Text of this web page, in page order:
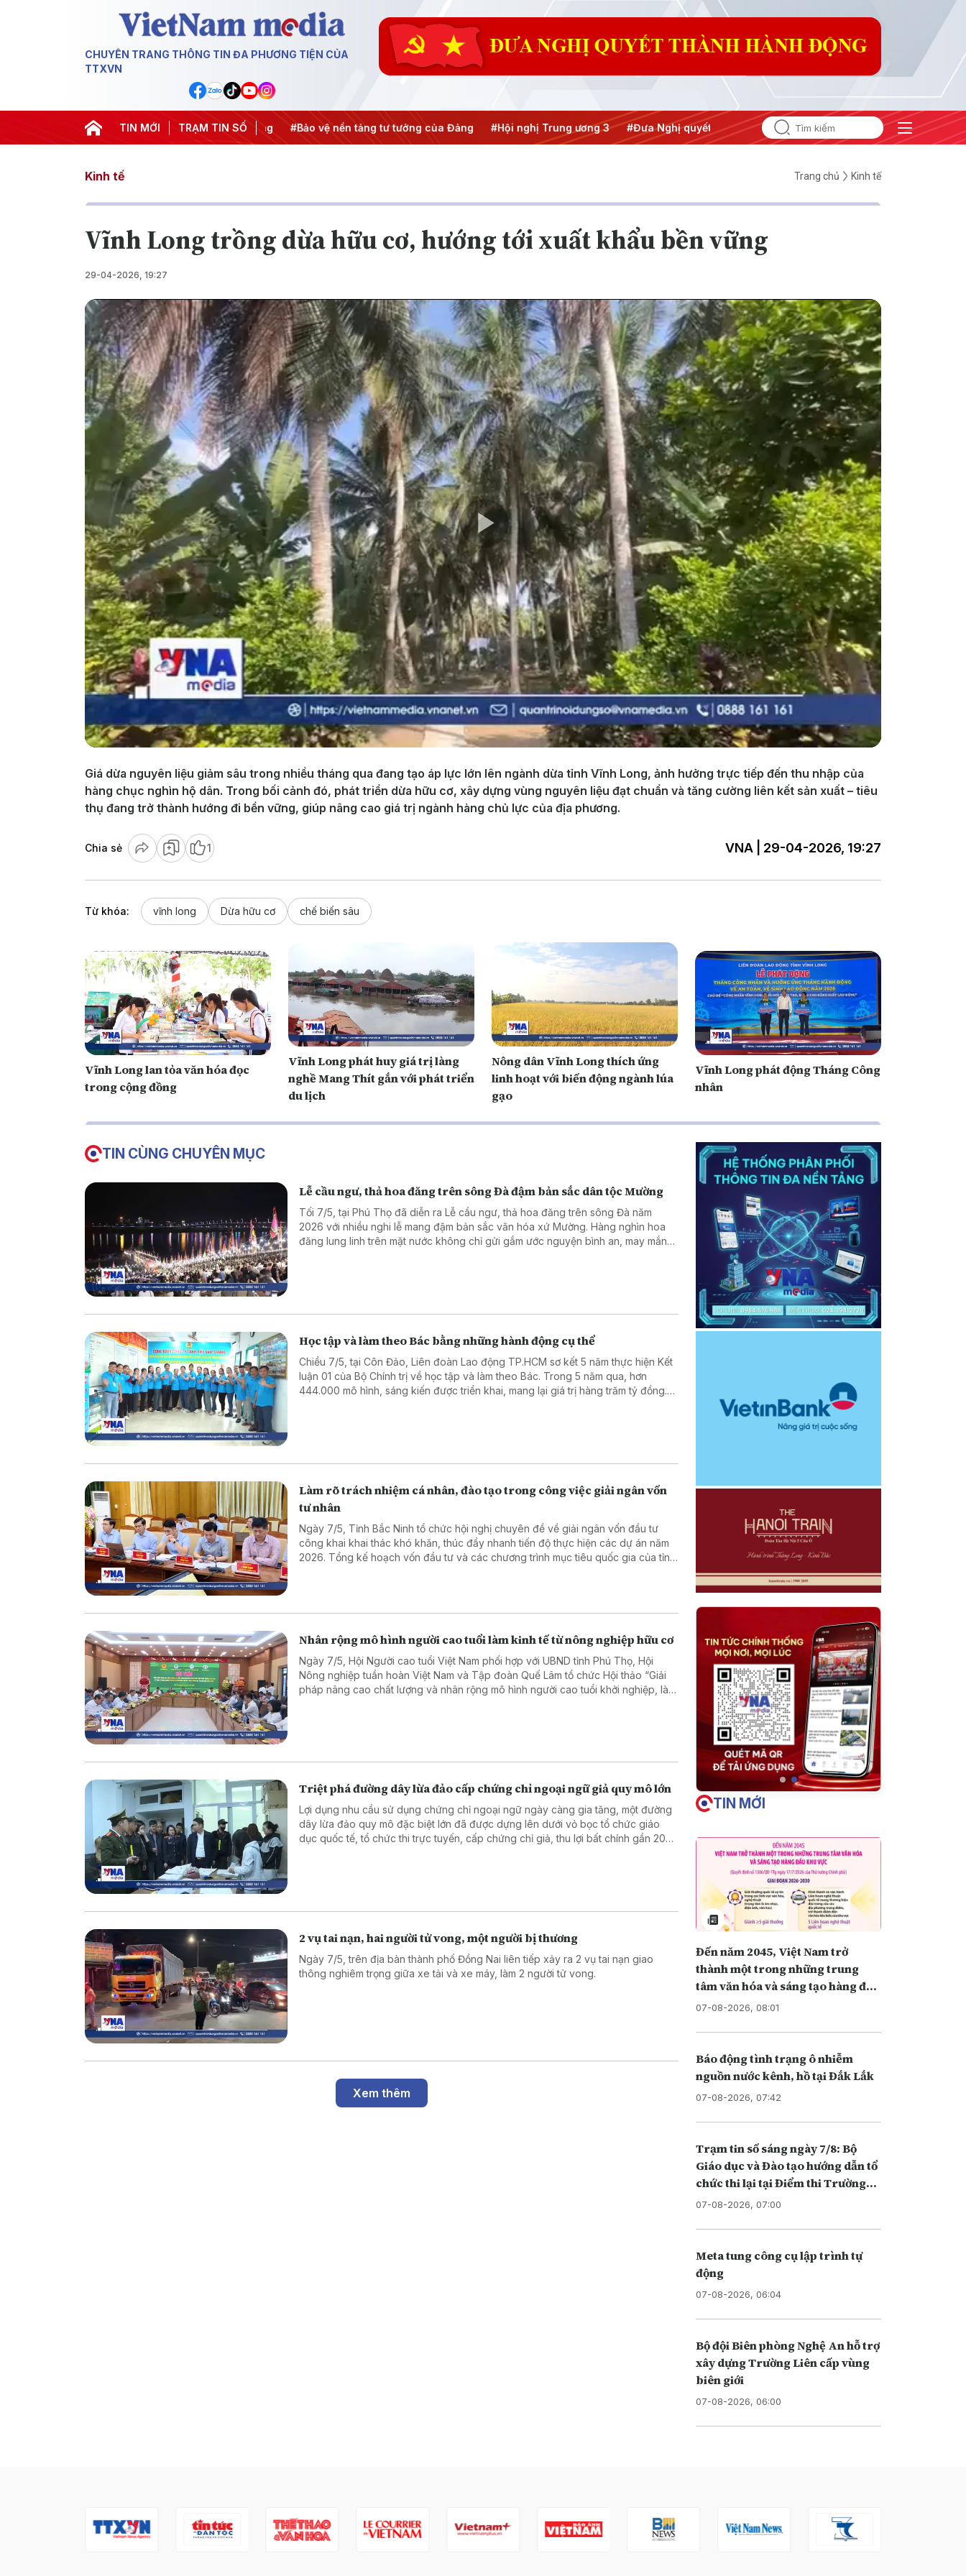
CHUYÊN TRANG THÔNG TIN ĐA PHƯƠNG TIỆN CỦA
TTXVN
TIN MỚI TRẠM TIN SỐ
#Căng thẳng Trung Đông #An ninh năng lượng #Bảo vệ nền tảng tư tưởng của Đảng #Hội nghị Trung ương 3 #Đưa Nghị quyết thành hành động
Kinh tế Trang chủ Kinh tế
Vĩnh Long trồng dừa hữu cơ, hướng tới xuất khẩu bền vững
29-04-2026, 19:27
Play
Video
Giá dừa nguyên liệu giảm sâu trong nhiều tháng qua đang tạo áp lực lớn lên ngành dừa tỉnh Vĩnh Long, ảnh hưởng trực tiếp đến thu nhập của
hàng chục nghìn hộ dân. Trong bối cảnh đó, phát triển dừa hữu cơ, xây dựng vùng nguyên liệu đạt chuẩn và tăng cường liên kết sản xuất – tiêu
thụ đang trở thành hướng đi bền vững, giúp nâng cao giá trị ngành hàng chủ lực của địa phương.
Chia sẻ 1 VNA | 29-04-2026, 19:27
Từ khóa: vĩnh long Dừa hữu cơ chế biến sâu
Vĩnh Long lan tỏa văn hóa đọc
trong cộng đồng
Vĩnh Long phát huy giá trị làng
nghề Mang Thít gắn với phát triển
du lịch
Nông dân Vĩnh Long thích ứng
linh hoạt với biến động ngành lúa
gạo
Vĩnh Long phát động Tháng Công
nhân
TIN CÙNG CHUYÊN MỤC
Lễ cầu ngư, thả hoa đăng trên sông Đà đậm bản sắc dân tộc Mường
Tối 7/5, tại Phú Thọ đã diễn ra Lễ cầu ngư, thả hoa đăng trên sông Đà năm
2026 với nhiều nghi lễ mang đậm bản sắc văn hóa xứ Mường. Hàng nghìn hoa
đăng lung linh trên mặt nước không chỉ gửi gắm ước nguyện bình an, may mắn
Học tập và làm theo Bác bằng những hành động cụ thể
Chiều 7/5, tại Côn Đảo, Liên đoàn Lao động TP.HCM sơ kết 5 năm thực hiện Kết
luận 01 của Bộ Chính trị về học tập và làm theo Bác. Trong 5 năm qua, hơn
444.000 mô hình, sáng kiến được triển khai, mang lại giá trị hàng trăm tỷ đồng.
Làm rõ trách nhiệm cá nhân, đào tạo trong công việc giải ngân vốn
tư nhân
Ngày 7/5, Tỉnh Bắc Ninh tổ chức hội nghị chuyên đề về giải ngân vốn đầu tư
công khai khai thác khó khăn, thúc đẩy nhanh tiến độ thực hiện các dự án năm
2026. Tổng kế hoạch vốn đầu tư và các chương trình mục tiêu quốc gia của tỉnh
Nhân rộng mô hình người cao tuổi làm kinh tế từ nông nghiệp hữu cơ
Ngày 7/5, Hội Người cao tuổi Việt Nam phối hợp với UBND tỉnh Phú Thọ, Hội
Nông nghiệp tuần hoàn Việt Nam và Tập đoàn Quế Lâm tổ chức Hội thảo “Giải
pháp nâng cao chất lượng và nhân rộng mô hình người cao tuổi khởi nghiệp, làm
Triệt phá đường dây lừa đảo cấp chứng chỉ ngoại ngữ giả quy mô lớn
Lợi dụng nhu cầu sử dụng chứng chỉ ngoại ngữ ngày càng gia tăng, một đường
dây lừa đảo quy mô đặc biệt lớn đã được dựng lên dưới vỏ bọc tổ chức giáo
dục quốc tế, tổ chức thi trực tuyến, cấp chứng chỉ giả, thu lợi bất chính gần 200
2 vụ tai nạn, hai người tử vong, một người bị thương
Ngày 7/5, trên địa bàn thành phố Đồng Nai liên tiếp xảy ra 2 vụ tai nạn giao
thông nghiêm trọng giữa xe tải và xe máy, làm 2 người tử vong.
Xem thêm
TIN MỚI
Đến năm 2045, Việt Nam trở
thành một trong những trung
tâm văn hóa và sáng tạo hàng đầu
khu vực
07-08-2026, 08:01
Báo động tình trạng ô nhiễm
nguồn nước kênh, hồ tại Đắk Lắk
07-08-2026, 07:42
Trạm tin số sáng ngày 7/8: Bộ
Giáo dục và Đào tạo hướng dẫn tổ
chức thi lại tại Điểm thi Trường
THPT chuyên Tuyên Quang
07-08-2026, 07:00
Meta tung công cụ lập trình tự
động
07-08-2026, 06:04
Bộ đội Biên phòng Nghệ An hỗ trợ
xây dựng Trường Liên cấp vùng
biên giới
07-08-2026, 06:00